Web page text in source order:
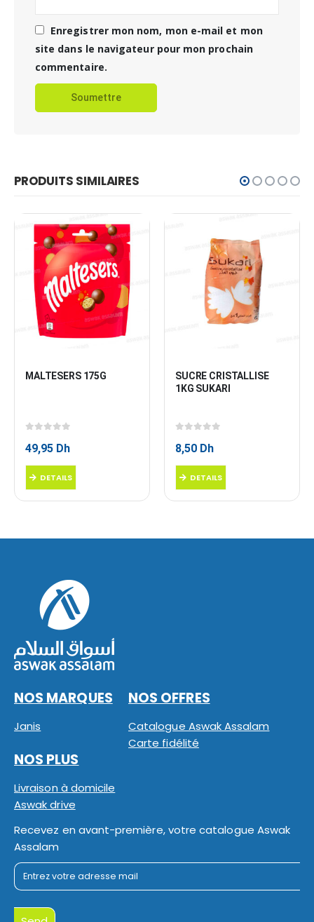
Enregistrer mon nom, mon e-mail et mon
site dans le navigateur pour mon prochain
commentaire.
PRODUITS SIMILAIRES
MALTESERS 175G
49,95 Dh
DETAILS
SUCRE CRISTALLISE
1KG SUKARI
8,50 Dh
DETAILS
NOS MARQUES
Janis
NOS OFFRES
Catalogue Aswak Assalam
Carte fidélité
NOS PLUS
Livraison à domicile
Aswak drive
Recevez en avant-première, votre catalogue Aswak
Assalam